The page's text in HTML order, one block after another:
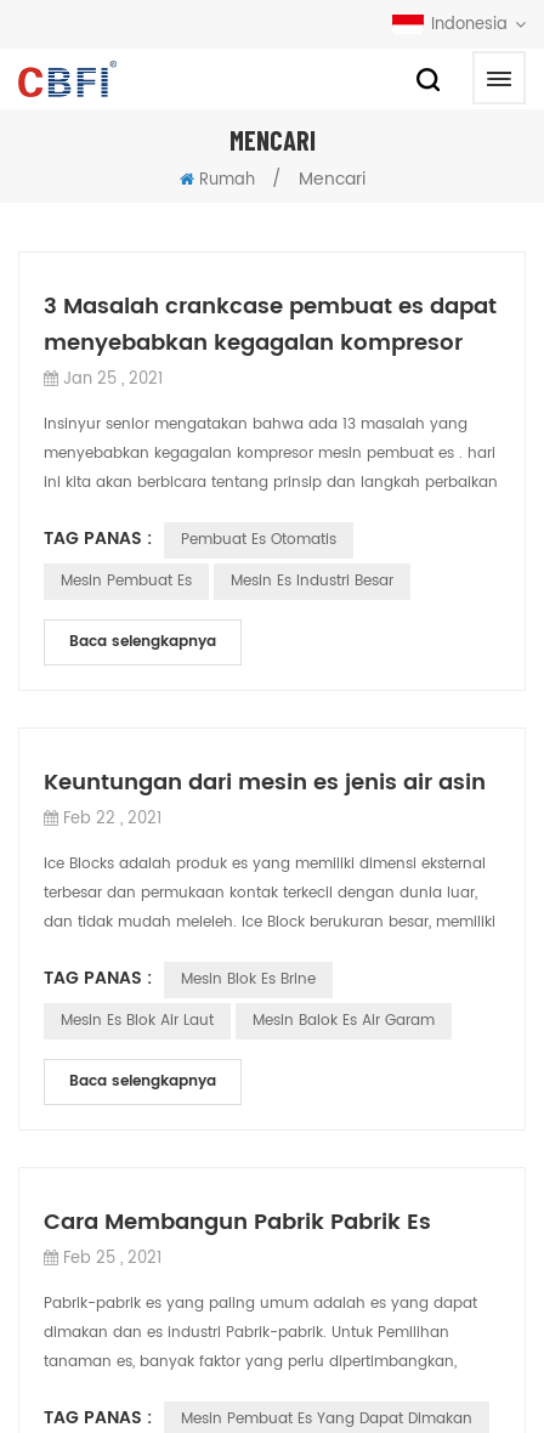
Indonesia
MENCARI
Rumah / Mencari
3 Masalah crankcase pembuat es dapat
menyebabkan kegagalan kompresor
Jan 25 , 2021
Insinyur senior mengatakan bahwa ada 13 masalah yang
menyebabkan kegagalan kompresor mesin pembuat es . hari
ini kita akan berbicara tentang prinsip dan langkah perbaikan
TAG PANAS :
Pembuat Es Otomatis
Mesin Pembuat Es
Mesin Es Industri Besar
Baca selengkapnya
Keuntungan dari mesin es jenis air asin
Feb 22 , 2021
Ice Blocks adalah produk es yang memiliki dimensi eksternal
terbesar dan permukaan kontak terkecil dengan dunia luar,
dan tidak mudah meleleh. Ice Block berukuran besar, memiliki
TAG PANAS :
Mesin Blok Es Brine
Mesin Es Blok Air Laut
Mesin Balok Es Air Garam
Baca selengkapnya
Cara Membangun Pabrik Pabrik Es
Feb 25 , 2021
Pabrik-pabrik es yang paling umum adalah es yang dapat
dimakan dan es industri Pabrik-pabrik. Untuk Pemilihan
tanaman es, banyak faktor yang perlu dipertimbangkan,
TAG PANAS :
Mesin Pembuat Es Yang Dapat Dimakan